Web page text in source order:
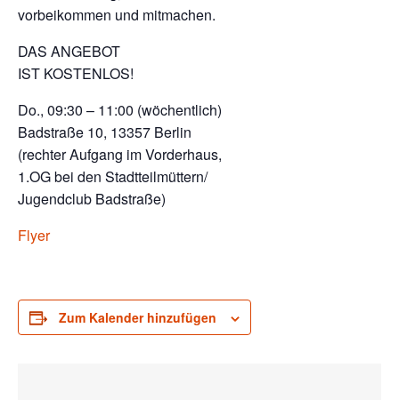
vorbeikommen und mitmachen.
DAS ANGEBOT
IST KOSTENLOS!
Do., 09:30 – 11:00 (wöchentlich)
Badstraße 10, 13357 Berlin
(rechter Aufgang im Vorderhaus,
1.OG bei den Stadtteilmüttern/
Jugendclub Badstraße)
Flyer
Zum Kalender hinzufügen